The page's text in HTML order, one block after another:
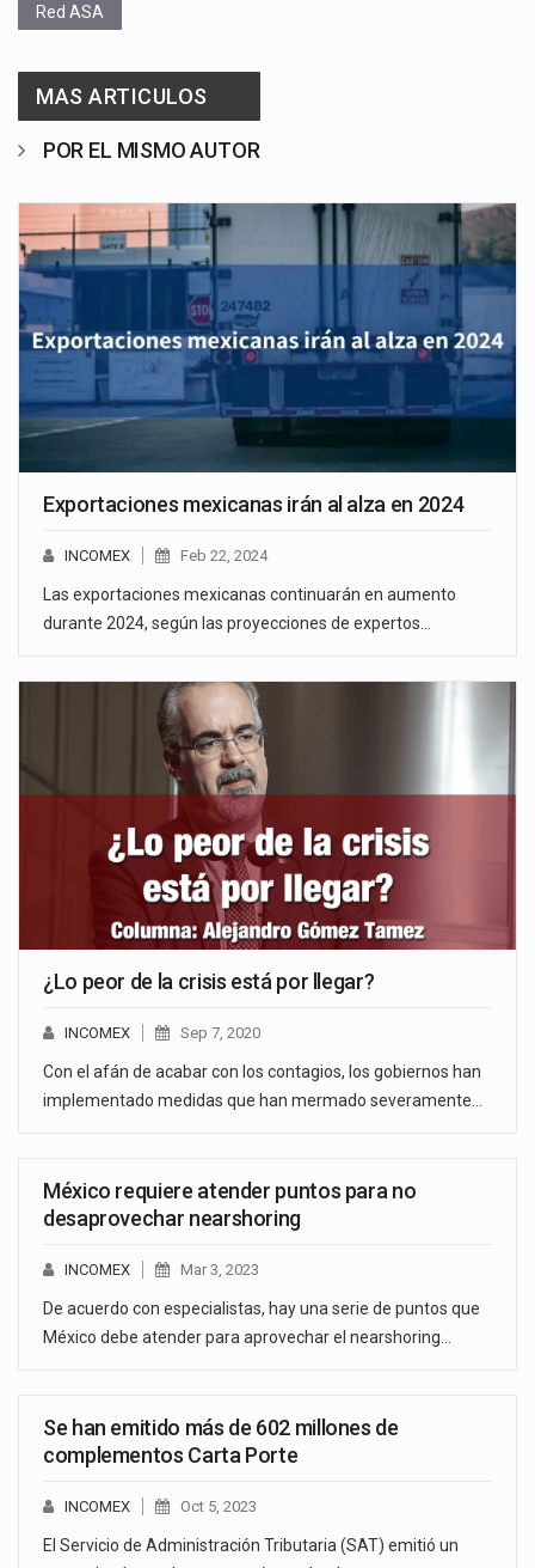
Red ASA
MAS ARTICULOS
POR EL MISMO AUTOR
Exportaciones mexicanas irán al alza en 2024
INCOMEX Feb 22, 2024
Las exportaciones mexicanas continuarán en aumento
durante 2024, según las proyecciones de expertos…
¿Lo peor de la crisis está por llegar?
INCOMEX Sep 7, 2020
Con el afán de acabar con los contagios, los gobiernos han
implementado medidas que han mermado severamente…
México requiere atender puntos para no
desaprovechar nearshoring
INCOMEX Mar 3, 2023
De acuerdo con especialistas, hay una serie de puntos que
México debe atender para aprovechar el nearshoring…
Se han emitido más de 602 millones de
complementos Carta Porte
INCOMEX Oct 5, 2023
El Servicio de Administración Tributaria (SAT) emitió un